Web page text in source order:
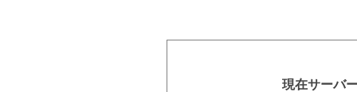
現在サーバ